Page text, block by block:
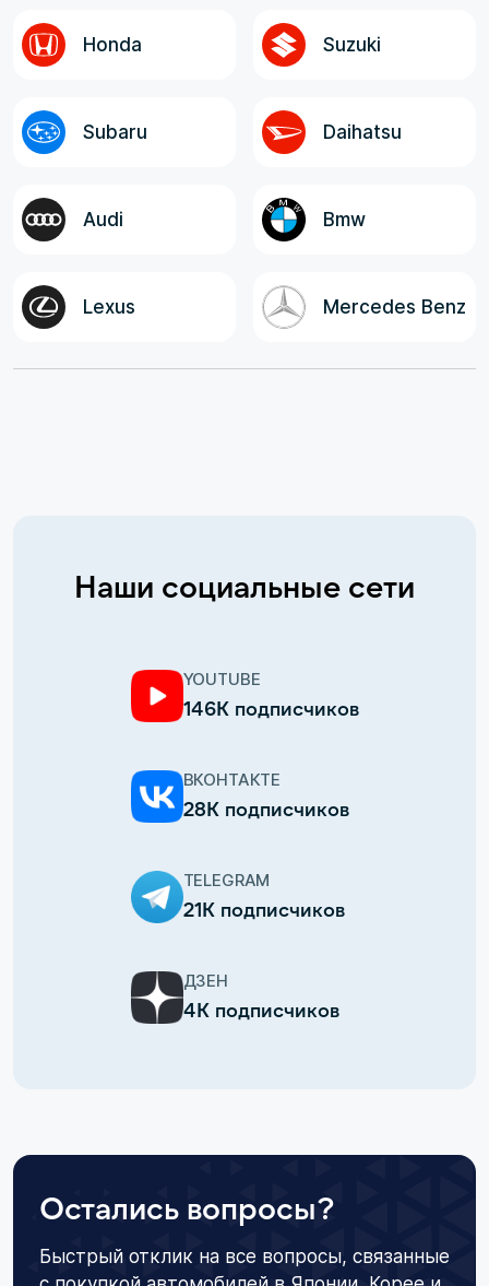
Honda Suzuki
Subaru Daihatsu
Audi Bmw
Lexus Mercedes Benz
Наши социальные сети
YOUTUBE
146К подписчиков
ВКОНТАКТЕ
28К подписчиков
TELEGRAM
21К подписчиков
ДЗЕН
4К подписчиков
Остались вопросы?
Быстрый отклик на все вопросы, связанные